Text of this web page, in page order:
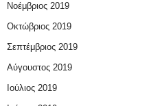
Νοέμβριος 2019
Οκτώβριος 2019
Σεπτέμβριος 2019
Αύγουστος 2019
Ιούλιος 2019